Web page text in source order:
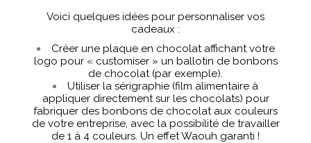
Voici quelques idées pour personnaliser vos
cadeaux :
Créer une plaque en chocolat affichant votre
logo pour « customiser » un ballotin de bonbons
de chocolat (par exemple).
Utiliser la sérigraphie (film alimentaire à
appliquer directement sur les chocolats) pour
fabriquer des bonbons de chocolat aux couleurs
de votre entreprise, avec la possibilité de travailler
de 1 à 4 couleurs. Un effet Waouh garanti !